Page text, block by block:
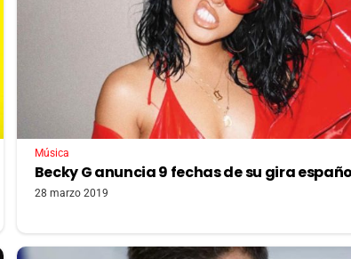
Música
Becky G anuncia 9 fechas de su gira
28 marzo 2019